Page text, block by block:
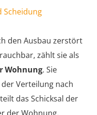
Scheidung
den Ausbau zerstört
zählt sie als
Wohnung. Sie
Verteilung nach
das Schicksal der
der Wohnung,